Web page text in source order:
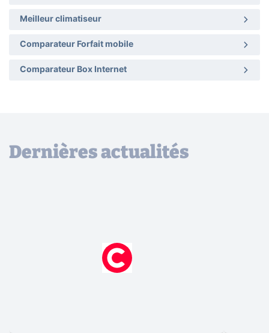
Meilleur climatiseur
Comparateur Forfait mobile
Comparateur Box Internet
Dernières actualités